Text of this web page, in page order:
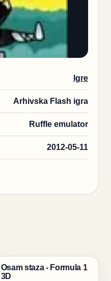
Igre
Arhivska Flash igra
Ruffle emulator
2012-05-11
Trke
Osam staza - Formula 1
3D